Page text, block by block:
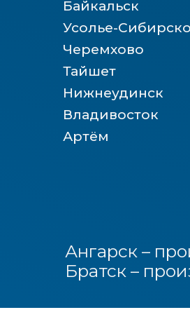
Ангарск –
Братск –
Владивосток
Артём